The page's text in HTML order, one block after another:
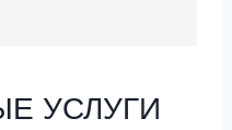
УСЛУГИ